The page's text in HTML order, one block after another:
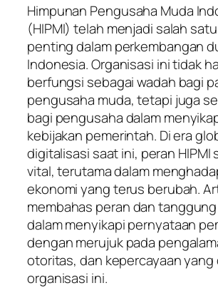
Himpunan Pengusaha Muda
(HIPMI) telah menjadi salah
penting dalam perkembangan
Indonesia. Organisasi ini tidak
berfungsi sebagai wadah bagi
pengusaha muda, tetapi juga
bagi pengusaha dalam
kebijakan pemerintah. Di era
digitalisasi saat ini, peran HIPMI
vital, terutama dalam
ekonomi yang terus berubah.
membahas peran dan tanggung
dalam menyikapi pernyataan
dengan merujuk pada
otoritas, dan kepercayaan yang
organisasi ini.